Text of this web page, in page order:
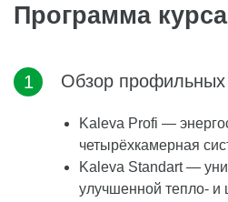
Программа курса
Обзор профильных
Kaleva Profi —
четырёхкамерная
Kaleva Standart —
улучшенной тепло- и